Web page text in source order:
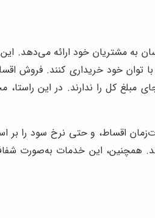
به مشتریان خود ارائه می‌دهد.
توان خود خریداری کنند. فروش
مبلغ کل را ندارند. در این
اقساط، و حتی نرخ سود را
همچنین، این خدمات به‌صورت